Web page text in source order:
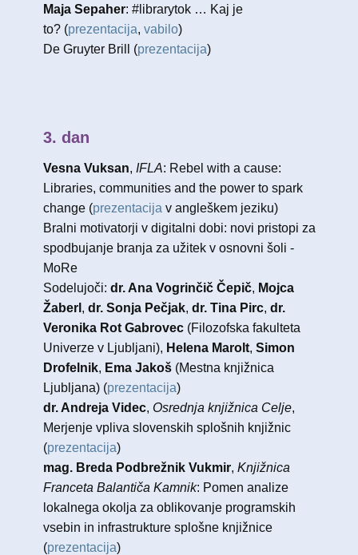
Maja Sepaher: ​#librarytok … Kaj je
to? (prezentacija, vabilo)
De Gruyter Brill (prezentacija)
3. dan
Vesna Vuksan, IFLA: Rebel with a cause:
Libraries, communities and the power to spark
change ​(prezentacija v angleškem jeziku)
Bralni motivatorji v digitalni dobi: novi pristopi za
spodbujanje branja za užitek v osnovni šoli -
MoRe
Sodelujoči: dr. Ana Vogrinčič Čepič, Mojca
Žaberl , dr. Sonja Pečjak, dr. Tina Pirc, dr.
Veronika Rot Gabrovec (Filozofska fakulteta
Univerze v Ljubljani), Helena Marolt, Simon
Drofelnik, Ema Jakoš (Mestna knjižnica
Ljubljana) (prezentacija)
dr. Andreja Videc, Osrednja knjižnica Celje,
Merjenje vpliva slovenskih splošnih knjižnic
(prezentacija)
mag. Breda Podbrežnik Vukmir, Knjižnica
Franceta Balantiča Kamnik: Pomen analize
lokalnega okolja za oblikovanje programskih
vsebin in infrastrukture splošne knjižnice
(prezentacija)